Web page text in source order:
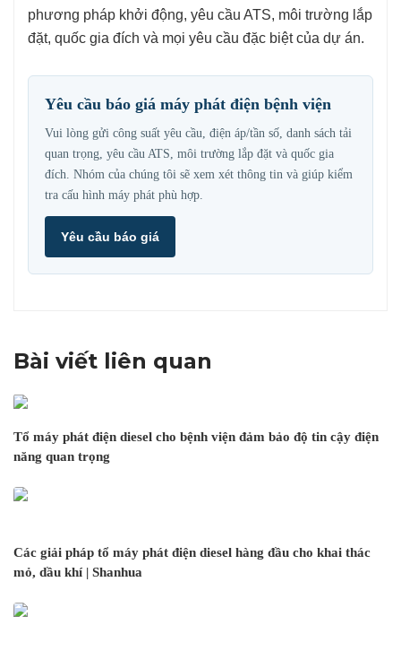
phương pháp khởi động, yêu cầu ATS, môi trường lắp
đặt, quốc gia đích và mọi yêu cầu đặc biệt của dự án.
Yêu cầu báo giá máy phát điện bệnh viện
Vui lòng gửi công suất yêu cầu, điện áp/tần số, danh sách tải
quan trọng, yêu cầu ATS, môi trường lắp đặt và quốc gia
đích. Nhóm của chúng tôi sẽ xem xét thông tin và giúp kiểm
tra cấu hình máy phát phù hợp.
Yêu cầu báo giá
Bài viết liên quan
Tổ máy phát điện diesel cho bệnh viện đảm bảo độ tin cậy điện
năng quan trọng
Các giải pháp tổ máy phát điện diesel hàng đầu cho khai thác
mỏ, dầu khí | Shanhua